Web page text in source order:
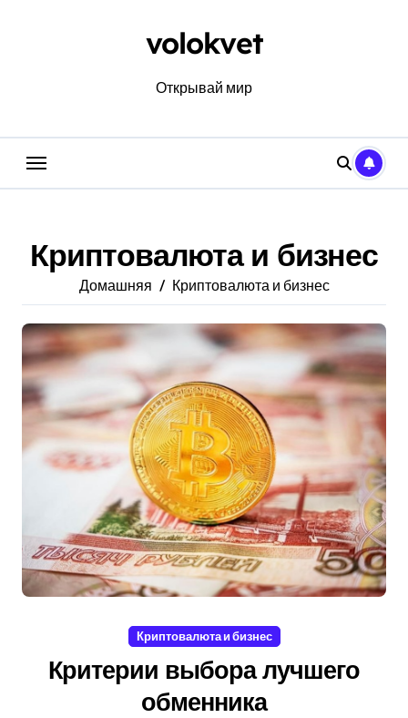
volokvet
Открывай мир
Криптовалюта и бизнес
Домашняя Криптовалюта и бизнес
Криптовалюта и бизнес
Критерии выбора лучшего
обменника